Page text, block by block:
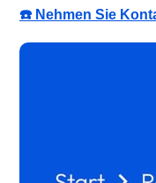
☎️ Nehmen Sie